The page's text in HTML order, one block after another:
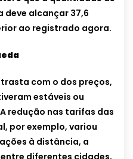
deve alcançar 37,6
ao registrado agora.
com o dos preços,
estáveis ou
redução nas tarifas das
por exemplo, variou
à distância, a